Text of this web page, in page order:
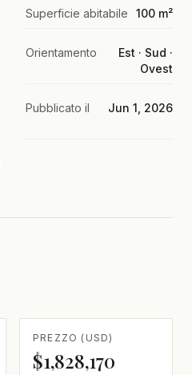
Superficie abitabile 100 m²
Orientamento
Est · Sud ·
Ovest
Pubblicato il Jun 1, 2026
PREZZO (USD)
$1,828,170